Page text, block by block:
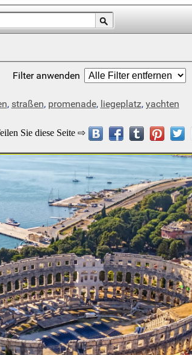
Filter anwenden
, straßen, promenade, liegeplatz, yachten